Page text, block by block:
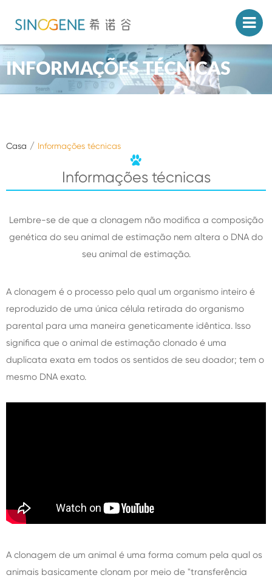
INFORMAÇÕES TÉCNICAS
Casa Informações técnicas
Informações técnicas
Lembre-se de que a clonagem não modifica a composição
genética do seu animal de estimação nem altera o DNA do
seu animal de estimação.
A clonagem é o processo pelo qual um organismo inteiro é
reproduzido de uma única célula retirada do organismo
parental para uma maneira geneticamente idêntica. Isso
significa que o animal de estimação clonado é uma
duplicata exata em todos os sentidos de seu doador; tem o
mesmo DNA exato.
A clonagem de um animal é uma forma comum pela qual os
animais basicamente clonam por meio de "transferência